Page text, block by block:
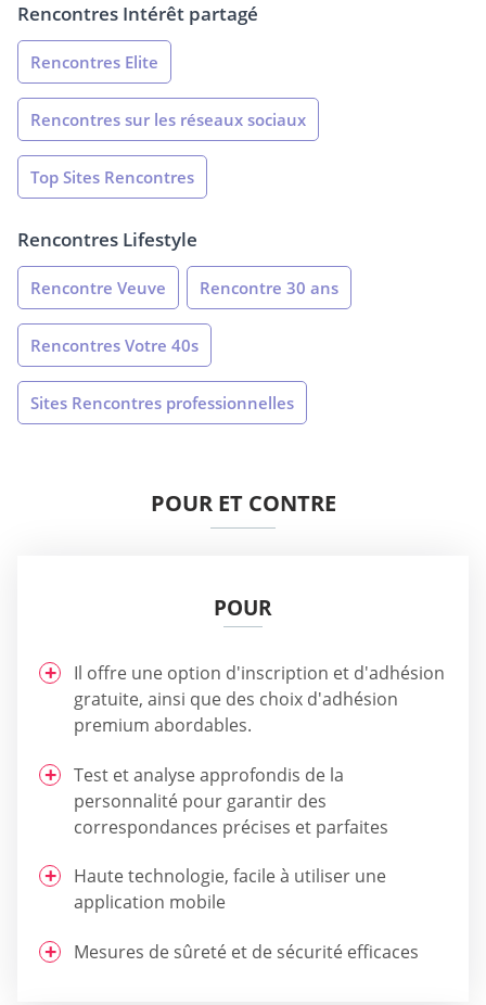
Rencontres Intérêt partagé
Rencontres Elite
Rencontres sur les réseaux sociaux
Top Sites Rencontres
Rencontres Lifestyle
Rencontre Veuve Rencontre 30 ans
Rencontres Votre 40s
Sites Rencontres professionnelles
POUR ET CONTRE
POUR
Il offre une option d'inscription et d'adhésion
gratuite, ainsi que des choix d'adhésion
premium abordables.
Test et analyse approfondis de la
personnalité pour garantir des
correspondances précises et parfaites
Haute technologie, facile à utiliser une
application mobile
Mesures de sûreté et de sécurité efficaces